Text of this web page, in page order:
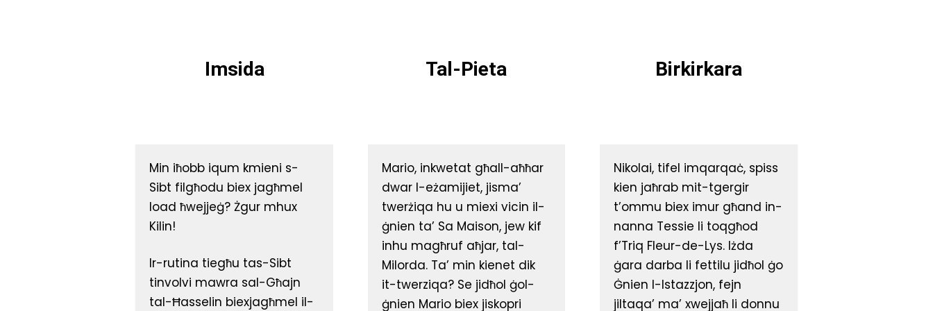
Imsida
Min iħobb iqum kmieni s-
Sibt filgħodu biex jagħmel
load ħwejjeġ? Żgur mhux
Kilin!
Ir-rutina tiegħu tas-Sibt
tinvolvi mawra sal-Għajn
tal-Ħasselin biexjagħmel il-
Tal-Pieta
Mario, inkwetat għall-aħħar
dwar l-eżamijiet, jisma’
twerżiqa hu u miexi vicin il-
ġnien ta’ Sa Maison, jew kif
inhu magħruf aħjar, tal-
Milorda. Ta’ min kienet dik
it-twerziqa? Se jidħol ġol-
ġnien Mario biex jiskopri
Birkirkara
Nikolai, tifel imqarqaċ, spiss
kien jaħrab mit-tgergir
t’ommu biex imur għand in-
nanna Tessie li toqgħod
f’Triq Fleur-de-Lys. Iżda
ġara darba li fettilu jidħol ġo
Ġnien l-Istazzjon, fejn
jiltaqa’ ma’ xwejjaħ li donnu